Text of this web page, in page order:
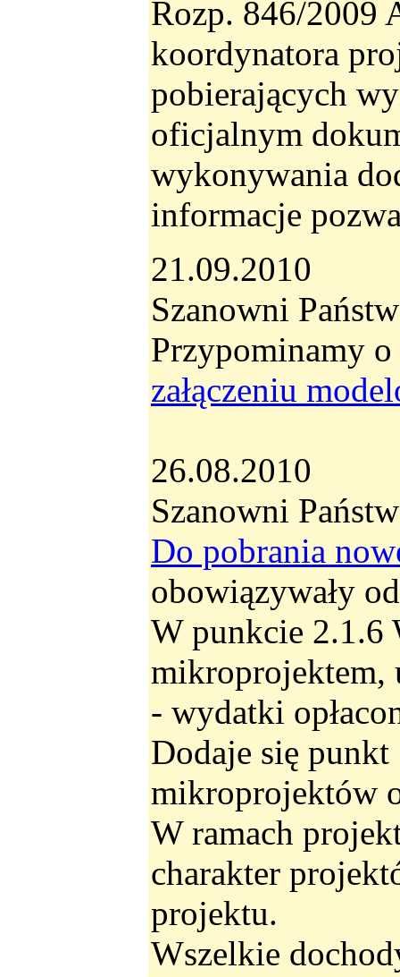
Rozp. 846/2009
koordynatora
pobierających
oficjalnym
wykonywania
informacje
21.09.2010
Szanowni
Przypominamy
załączeniu
26.08.2010
Szanowni
Do pobrania
obowiązywały
W punkcie 2.1.6
mikroprojektem,
- wydatki
Dodaje się
mikroprojektów
W ramach
charakter
projektu.
Wszelkie